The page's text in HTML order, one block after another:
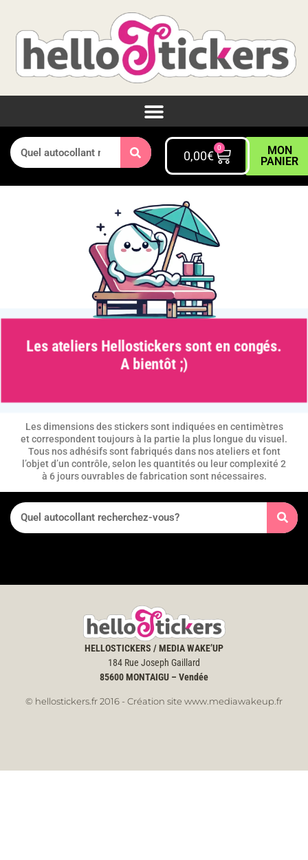
0,00€
0
MON
PANIER
Les ateliers Hellostickers sont en congés.
A bientôt ;)
Les dimensions des stickers sont indiquées en centimètres
et correspondent toujours à la partie la plus longue du visuel.
Tous nos adhésifs sont fabriqués dans nos ateliers et font
l’objet d’un contrôle, selon les quantités ou leur complexité 2
à 6 jours ouvrables de fabrication sont nécessaires.
HELLOSTICKERS / MEDIA WAKE’UP
184 Rue Joseph Gaillard
85600MONTAIGU – Vendée
© hellostickers.fr 2016 - Création site www.mediawakeup.fr